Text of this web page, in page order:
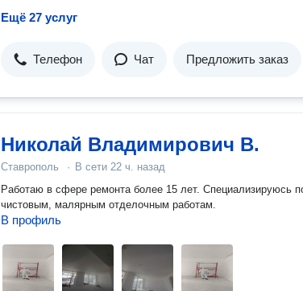
Ещё 27 услуг
Телефон Чат Предложить заказ
Николай Владимирович В.
Ставрополь · В сети 22 ч. назад
Работаю в сфере ремонта более 15 лет. Специализируюсь
чистовым, малярным отделочным работам.
В профиль